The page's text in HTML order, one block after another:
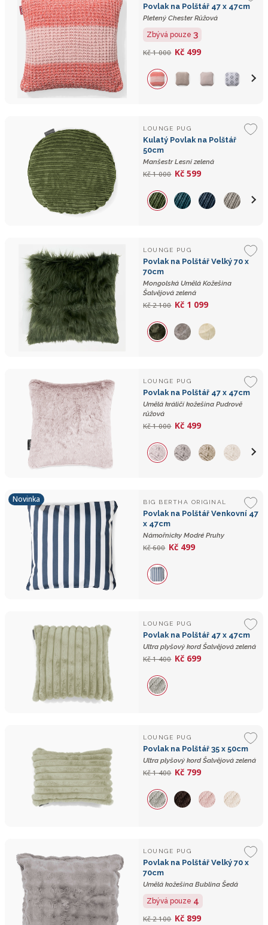
Povlak na Polštář 47 x 47cm
Pletený Chester Růžová
Zbývá pouze3
Kč 1 000 Kč 499
LOUNGE PUG
Kulatý Povlak na Polštář
50cm
Manšestr Lesní zelená
Kč 1 000 Kč 599
LOUNGE PUG
Povlak na Polštář Velký 70 x
70cm
Mongolská Umělá Kožešina
Šalvějová zelená
Kč 2 100 Kč 1 099
LOUNGE PUG
Povlak na Polštář 47 x 47cm
Umělá králičí kožešina Pudrově
růžová
Kč 1 000 Kč 499
Novinka BIG BERTHA ORIGINAL
Povlak na Polštář Venkovní 47
x 47cm
Námořnicky Modré Pruhy
Kč 600 Kč 499
LOUNGE PUG
Povlak na Polštář 47 x 47cm
Ultra plyšový kord Šalvějová zelená
Kč 1 400 Kč 699
LOUNGE PUG
Povlak na Polštář 35 x 50cm
Ultra plyšový kord Šalvějová zelená
Kč 1 400 Kč 799
LOUNGE PUG
Povlak na Polštář Velký 70 x
70cm
Umělá kožešina Bublina Šedá
Zbývá pouze 4
Kč 2 100 Kč 899